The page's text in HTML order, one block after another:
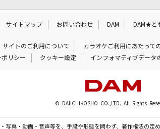
サイトマップ お問い合わせ DAM DAM★と
サイトのご利用について カラオケご利用にあたって
リシー
クッキー設定 インフォマティブデータ
© DAIICHIKOSHO CO.,LTD. All Rights
写真・動画・音声等を、手段や形態を問わず、著作権法の定